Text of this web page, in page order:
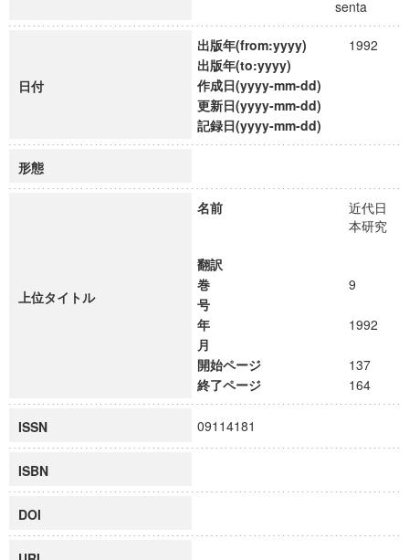
senta
日付
出版年(from:yyyy)
1992
出版年(to:yyyy)
作成日(yyyy-mm-dd)
更新日(yyyy-mm-dd)
記録日(yyyy-mm-dd)
形態
上位タイトル
名前
近代日
本研究
翻訳
巻
9
号
年
1992
月
開始ページ
137
終了ページ
164
ISSN 09114181
ISBN
DOI